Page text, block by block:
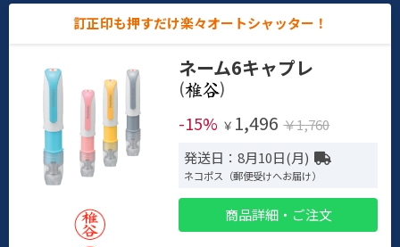
訂正印も押すだけ楽々オートシャッター！
ネーム6キャプレ
(
)
-15% ￥ 1,496 ￥1,760
発送日：8月10日(月)
ネコポス（郵便受けへお届け）
商品詳細・ご注文